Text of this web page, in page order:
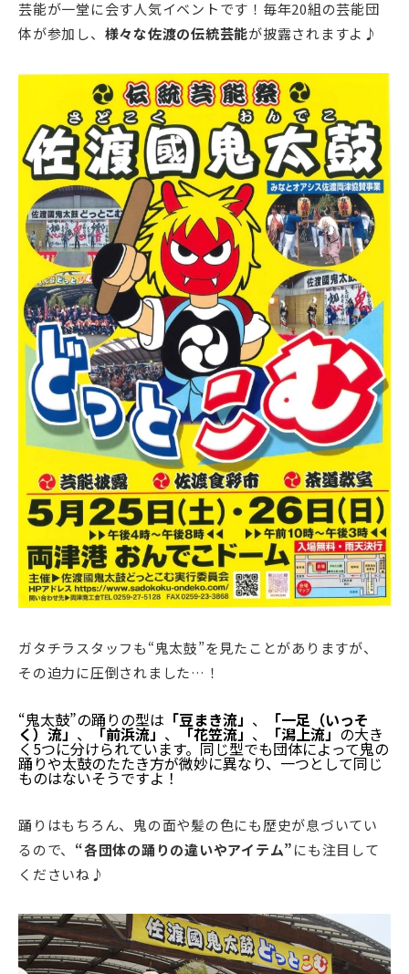
芸能が一堂に会す人気イベントです！毎年20組の芸能団
体が参加し、 様々な佐渡の伝統芸能が披露されますよ♪
ガタチラスタッフも“鬼太鼓”を見たことがありますが、
その迫力に圧倒されました…！
“鬼太鼓”の踊りの型は 「豆まき流」 、 「一足（いっそ
く）流」 、 「前浜流」 、 「花笠流」 、 「潟上流」 の大き
く5つに分けられています。同じ型でも団体によって鬼の
踊りや太鼓のたたき方が微妙に異なり、一つとして同じ
ものはないそうですよ！
踊りはもちろん、鬼の面や髪の色にも歴史が息づいてい
るので、 “各団体の踊りの違いやアイテム”にも注目して
くださいね♪